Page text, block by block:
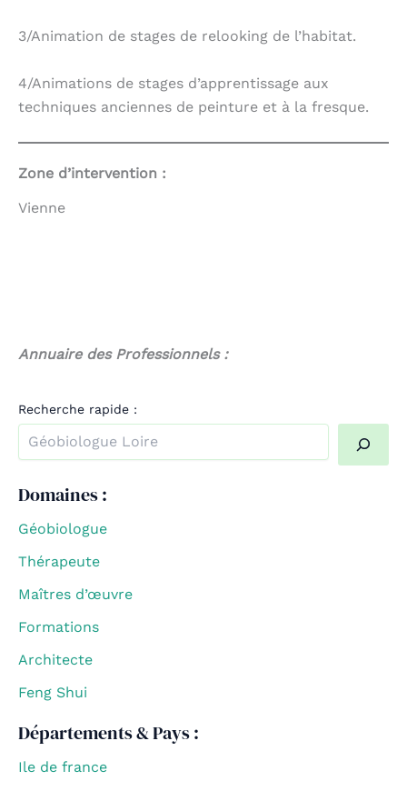
Annuaire des Professionnels :
Recherche rapide :
Domaines :
Géobiologue
Thérapeute
Maîtres d’œuvre
Formations
Architecte
Feng Shui
Départements & Pays :
Ile de france
3/Animation de stages de relooking de l’habitat.
4/Animations de stages d’apprentissage aux
techniques anciennes de peinture et à la fresque.
Zone d’intervention :
Vienne